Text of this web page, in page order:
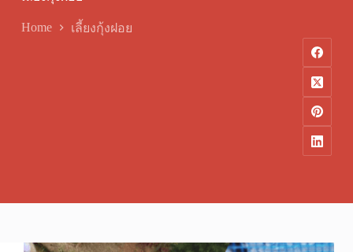
Home เลี้ยงกุ้งฝอย